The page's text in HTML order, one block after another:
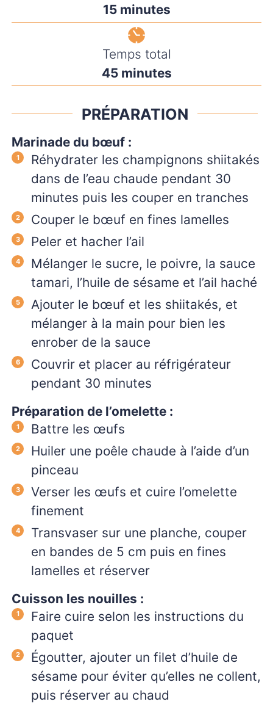
15minutes
minutes
Temps total
45minutes
minutes
PRÉPARATION
Marinade du bœuf :
Réhydrater les champignons shiitakés
dans de l’eau chaude pendant 30
minutes puis les couper en tranches
Couper le bœuf en fines lamelles
Peler et hacher l’ail
Mélanger le sucre, le poivre, la sauce
tamari, l’huile de sésame et l’ail haché
Ajouter le bœuf et les shiitakés, et
mélanger à la main pour bien les
enrober de la sauce
Couvrir et placer au réfrigérateur
pendant 30 minutes
Préparation de l’omelette :
Battre les œufs
Huiler une poêle chaude à l’aide d’un
pinceau
Verser les œufs et cuire l’omelette
finement
Transvaser sur une planche, couper
en bandes de 5 cm puis en fines
lamelles et réserver
Cuisson les nouilles :
Faire cuire selon les instructions du
paquet
Égoutter, ajouter un filet d’huile de
sésame pour éviter qu’elles ne collent,
puis réserver au chaud